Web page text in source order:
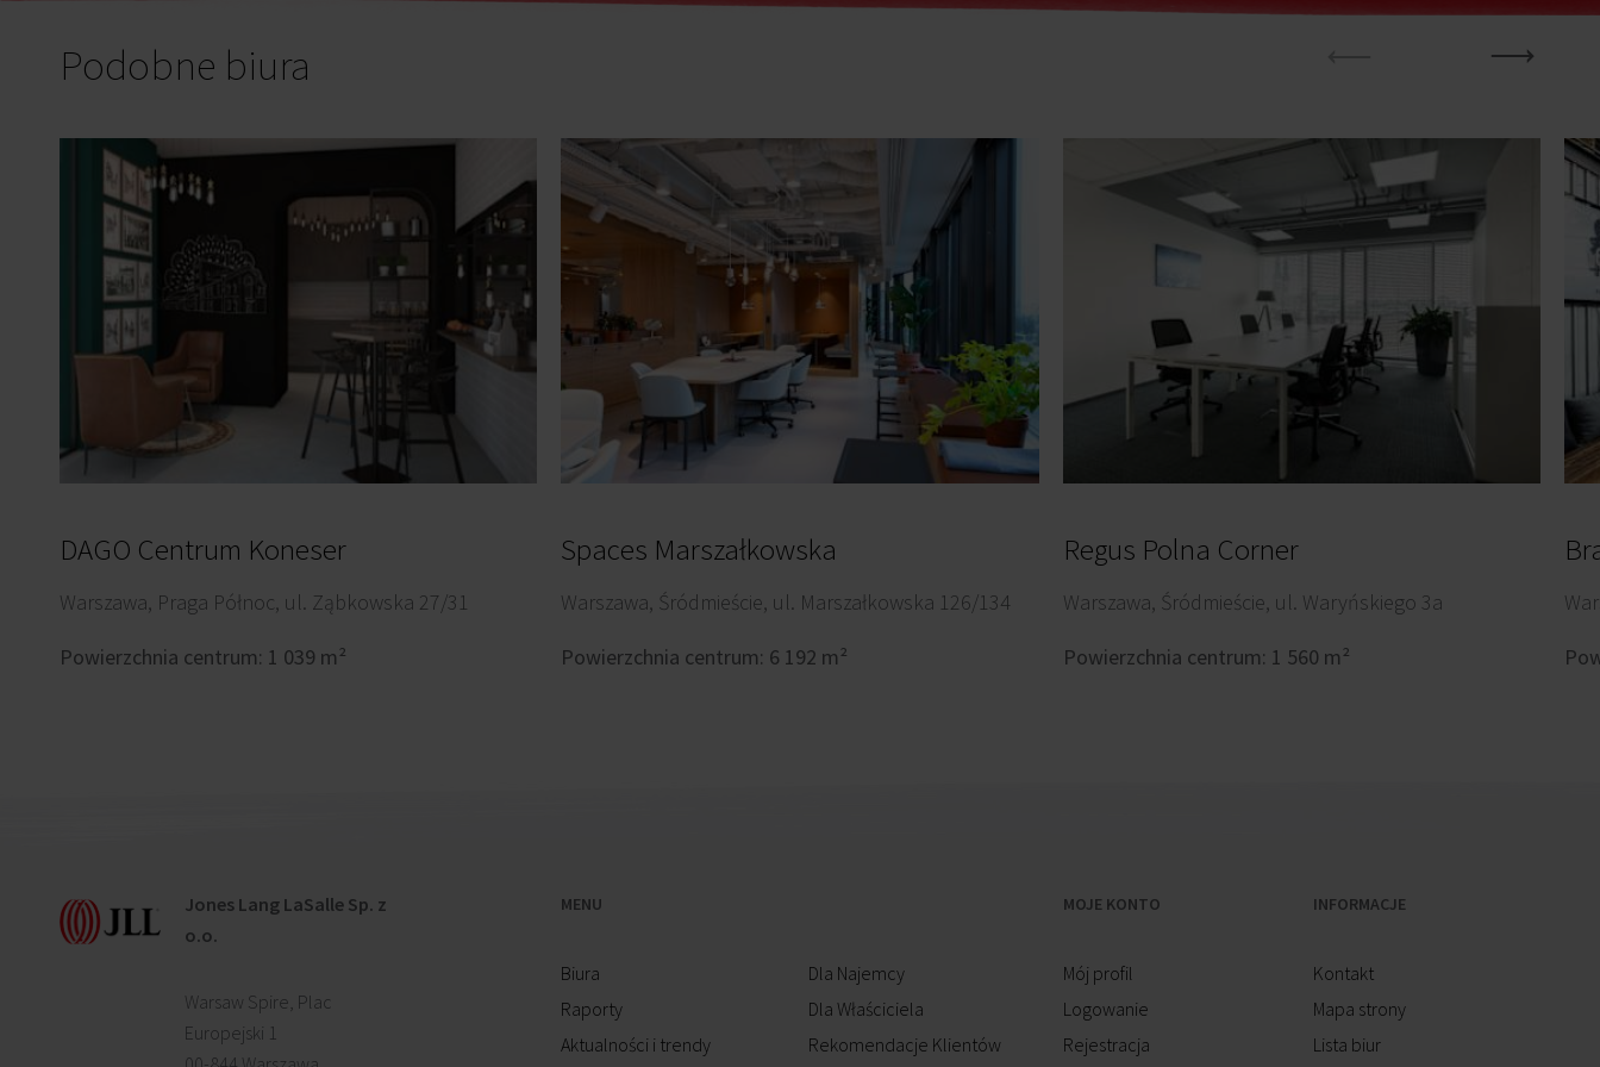
Podobne biura
DAGO Centrum Koneser
Warszawa, Praga Północ, ul. Ząbkowska 27/31
Powierzchnia centrum: 1 039 m²
Spaces Marszałkowska
Warszawa, Śródmieście, ul. Marszałkowska 126/134
Powierzchnia centrum: 6 192 m²
Regus Polna Corner
Warszawa, Śródmieście, ul. Waryńskiego 3a
Powierzchnia centrum: 1 560 m²
Jones Lang LaSalle Sp. z
o.o.
Warsaw Spire, Plac
Europejski 1
MENU
Biura
Raporty
Aktualności i trendy
Dla Najemcy
Dla Właściciela
Rekomendacje Klientów
MOJE KONTO
Mój profil
Logowanie
Rejestracja
INFORMACJE
Kontakt
Mapa strony
Lista biur